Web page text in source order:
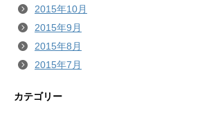
2015年10月
2015年9月
2015年8月
2015年7月
カテゴリー